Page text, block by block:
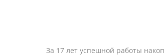
За 17 лет успешной работы